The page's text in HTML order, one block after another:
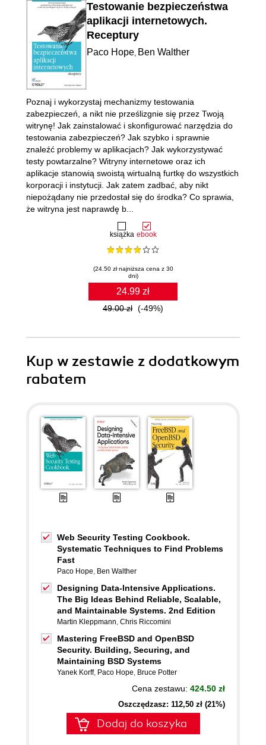
Testowanie bezpieczeństwa
aplikacji internetowych.
Receptury
Paco Hope, Ben Walther
książka ebook
(24.50 zł najniższa cena z 30
dni)
24.99 zł
49.00 zł (-49%)
Poznaj i wykorzystaj mechanizmy testowania
zabezpieczeń, a nikt nie prześlizgnie się przez Twoją
witrynę! Jak zainstalować i skonfigurować narzędzia do
testowania zabezpieczeń? Jak szybko i sprawnie
znaleźć problemy w aplikacjach? Jak wykorzystywać
testy powtarzalne? Witryny internetowe oraz ich
aplikacje stanowią swoistą wirtualną furtkę do wszystkich
korporacji i instytucji. Jak zatem zadbać, aby nikt
niepożądany nie przedostał się do środka? Co sprawia,
że witryna jest naprawdę b...
Kup w zestawie z dodatkowym
rabatem
Web Security Testing Cookbook.
Systematic Techniques to Find Problems
Fast
Paco Hope, Ben Walther
Designing Data-Intensive Applications.
The Big Ideas Behind Reliable, Scalable,
and Maintainable Systems. 2nd Edition
Martin Kleppmann, Chris Riccomini
Mastering FreeBSD and OpenBSD
Security. Building, Securing, and
Maintaining BSD Systems
Yanek Korff, Paco Hope, Bruce Potter
Cena zestawu: 424.50 zł
Oszczędzasz: 112,50 zł (21%)
Dodaj do koszyka